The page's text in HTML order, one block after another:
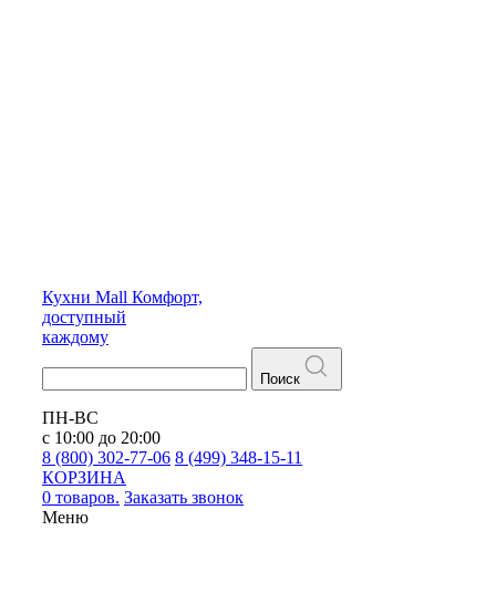
Кухни Mall Комфорт,
доступный
каждому
Поиск
ПН-ВС
с 10:00 до 20:00
8 (800) 302-77-06 8 (499) 348-15-11
КОРЗИНА
0 товаров. Заказать звонок
Меню